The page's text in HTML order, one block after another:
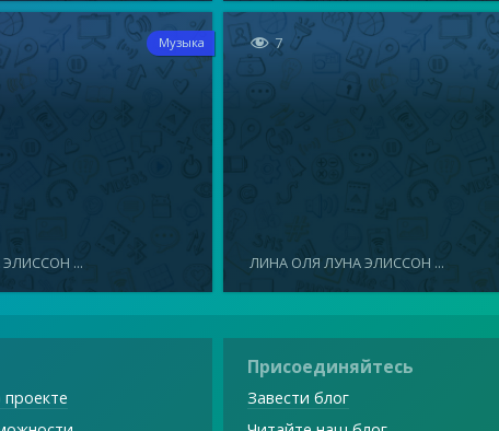
Музыка
...
 7
ЛИНА ОЛЯ ЛУНА ЭЛИССОН ...
Присоединяйтесь
Завести блог